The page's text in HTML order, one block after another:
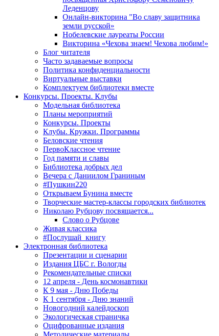
Леденцову
Онлайн-викторина "Во славу защитника
земли русской»
Нобелевские лауреаты России
Викторина «Чехова знаем! Чехова любим!»
Блог читателя
Часто задаваемые вопросы
Политика конфиденциальности
Виртуальные выставки
Комплектуем библиотеки вместе
Конкурсы. Проекты. Клубы
Модельная библиотека
Планы мероприятий
Конкурсы. Проекты
Клубы. Кружки. Программы
Беловские чтения
ПервоКлассное чтение
Год памяти и славы
Библиотека добрых дел
Вечера с Даниилом Граниным
#Пушкин220
Открываем Бунина вместе
Творческие мастер-классы городских библиотек
Николаю Рубцову посвящается...
Слово о Рубцове
Живая классика
#Послушай_книгу
Электронная библиотека
Презентации и сценарии
Издания ЦБС г. Вологды
Рекомендательные списки
12 апреля - День космонавтики
К 9 мая - Дню Победы
К 1 сентября - Дню знаний
Новогодний калейдоскоп
Экологическая страничка
Оцифрованные издания
Методические материалы